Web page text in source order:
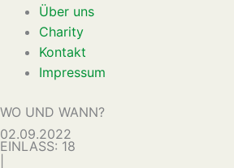
Über uns
Charity
Kontakt
Impressum
WO UND WANN?
02.09.2022
EINLASS: 18